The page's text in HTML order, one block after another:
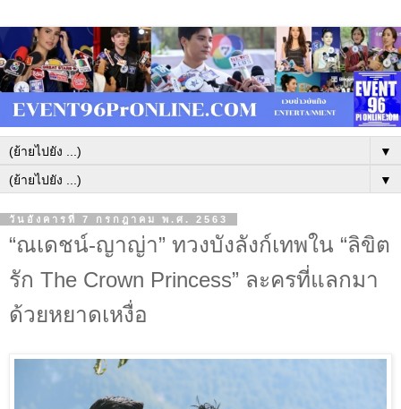
▼
▼
วันอังคารที่ 7 กรกฎาคม พ.ศ. 2563
“ณเดชน์-ญาญ่า” ทวงบังลังก์เทพใน “ลิขิต
รัก The Crown Princess” ละครที่แลกมา
ด้วยหยาดเหงื่อ